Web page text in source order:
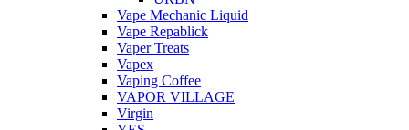
Vape Mechanic Liquid
Vape Repablick
Vaper Treats
Vapex
Vaping Coffee
VAPOR VILLAGE
Virgin